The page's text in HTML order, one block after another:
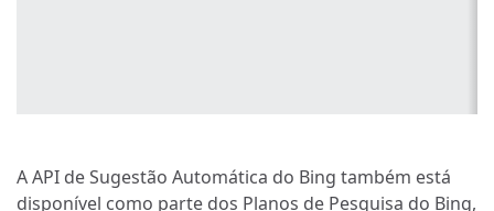
A API de Sugestão Automática do Bing também está
disponível como parte dos Planos de Pesquisa do Bing,